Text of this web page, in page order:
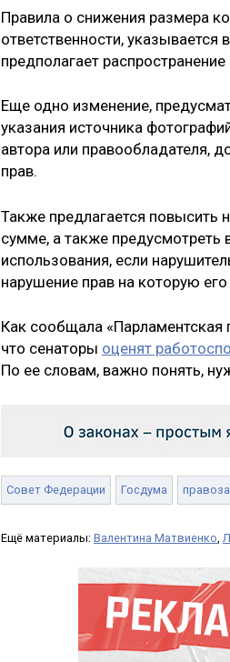
Правила о снижения размера
ответственности,
предполагает
Еще одно изменение,
указания источника
автора или правообладателя,
прав.
Также предлагается повысить
сумме, а также предусмотреть
использования, если
нарушение прав на которую
Как сообщала «Парламентская
что сенаторы оценят
По ее словам, важно понять,
Совет Федерации Госдума
Ещё материалы: Валентина Матвиенко